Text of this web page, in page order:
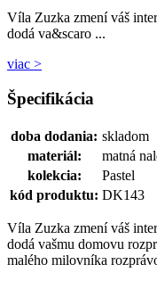
Víla Zuzka zmení váš
dodá va&scaro ...
viac >
Špecifikácia
doba dodania: skladom
materiál:
matná
kolekcia:
Pastel
kód produktu: DK143
Víla Zuzka zmení váš
dodá vašmu domovu
malého milovníka